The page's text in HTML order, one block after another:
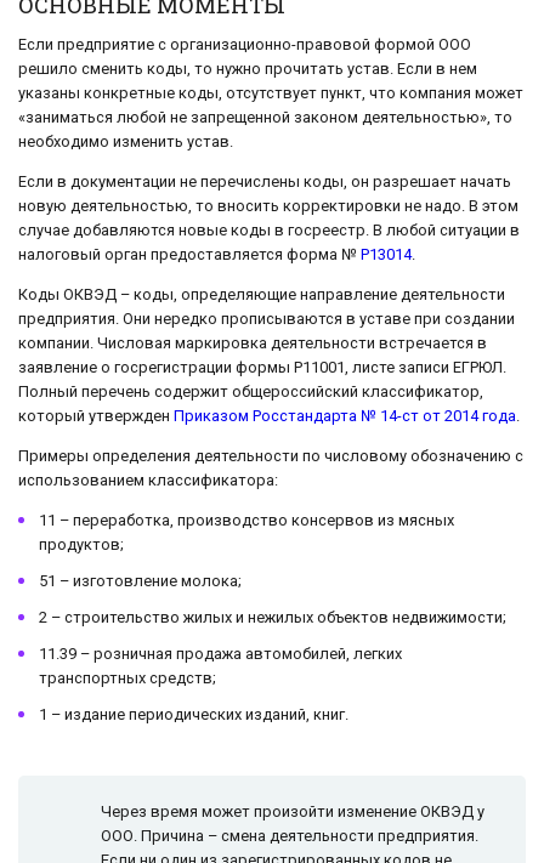
Если предприятие с организационно-правовой формой ООО
решило сменить коды, то нужно прочитать устав. Если в нем
указаны конкретные коды, отсутствует пункт, что компания может
«заниматься любой не запрещенной законом деятельностью», то
необходимо изменить устав.
Если в документации не перечислены коды, он разрешает начать
новую деятельностью, то вносить корректировки не надо. В этом
случае добавляются новые коды в госреестр. В любой ситуации в
налоговый орган предоставляется форма № Р13014.
Коды ОКВЭД – коды, определяющие направление деятельности
предприятия. Они нередко прописываются в уставе при создании
компании. Числовая маркировка деятельности встречается в
заявление о госрегистрации формы Р11001, листе записи ЕГРЮЛ.
Полный перечень содержит общероссийский классификатор,
который утвержден Приказом Росстандарта № 14-ст от 2014 года
Примеры определения деятельности по числовому обозначению с
использованием классификатора:
11 – переработка, производство консервов из мясных
продуктов;
51 – изготовление молока;
2 – строительство жилых и нежилых объектов недвижимости;
11.39 – розничная продажа автомобилей, легких
транспортных средств;
1 – издание периодических изданий, книг.
Через время может произойти изменение ОКВЭД у
ООО. Причина – смена деятельности предприятия.